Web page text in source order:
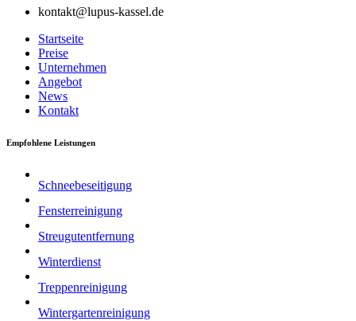
kontakt@lupus-kassel.de
Startseite
Preise
Unternehmen
Angebot
News
Kontakt
Empfohlene Leistungen
Schneebeseitigung
Fensterreinigung
Streugutentfernung
Winterdienst
Treppenreinigung
Wintergartenreinigung